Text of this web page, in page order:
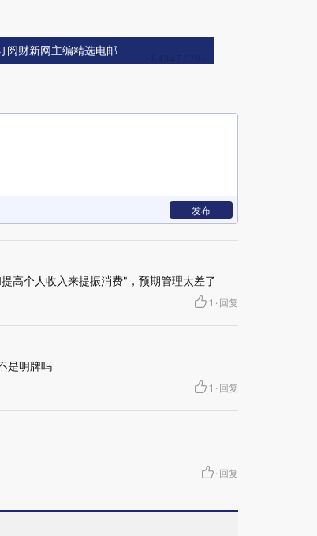
阅财新网主编精选电邮
发布
高个人收入来提振消费"，预期管理太差了
1 · 回复
是明牌吗
1 · 回复
· 回复